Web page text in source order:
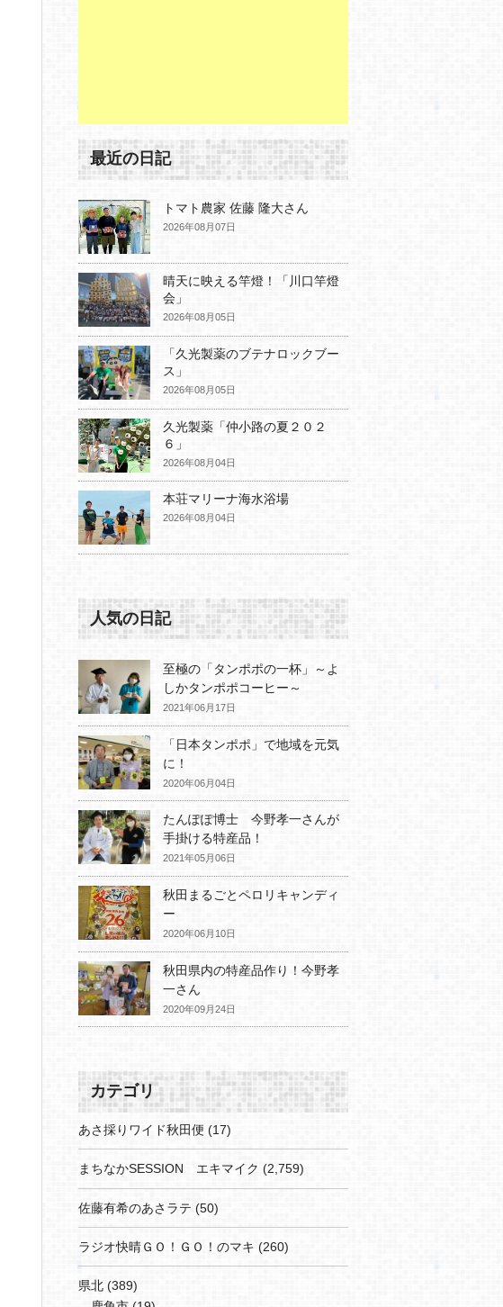
最近の日記
トマト農家 佐藤 隆大さん
2026年08月07日
晴天に映える竿燈！「川口竿燈
会」
2026年08月05日
「久光製薬のブテナロックブー
ス」
2026年08月05日
久光製薬「仲小路の夏２０２
６」
2026年08月04日
本荘マリーナ海水浴場
2026年08月04日
人気の日記
至極の「タンポポの一杯」～よ
しかタンポポコーヒー～
2021年06月17日
「日本タンポポ」で地域を元気
に！
2020年06月04日
たんぽぽ博士 今野孝一さんが
手掛ける特産品！
2021年05月06日
秋田まるごとペロリキャンディ
ー
2020年06月10日
秋田県内の特産品作り！今野孝
一さん
2020年09月24日
カテゴリ
あさ採りワイド秋田便 (17)
まちなかSESSION エキマイク (2,759)
佐藤有希のあさラテ (50)
ラジオ快晴ＧＯ！ＧＯ！のマキ (260)
県北 (389)